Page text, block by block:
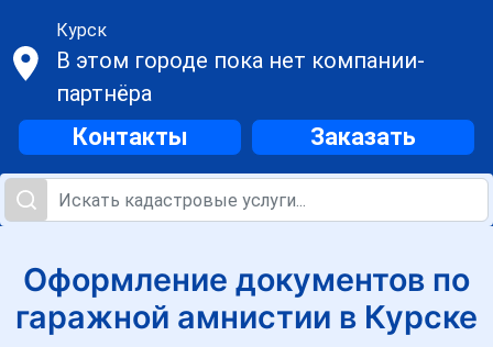
Курск
В этом городе пока нет компании-
партнёра
Контакты Заказать
Оформление документов по
гаражной амнистии в Курске